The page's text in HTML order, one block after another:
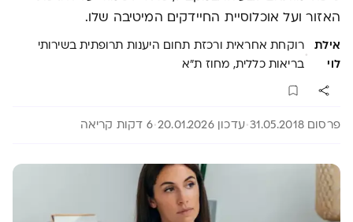
האזור ועל אוכלוסיית החיידקים המיטיבה שלו.
אילת
לוי
·רוקחת אחראית ורכזת תחום היענות תרופתית בשירותי
בריאות כללית, מחוז ת"א
פרסום 31.05.2018 עדכון 20.01.2026 6 דקות קריאה